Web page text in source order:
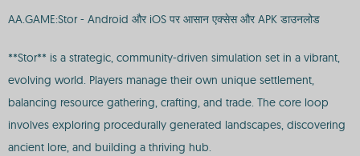
AA.GAME:Stor - Android और iOS पर आसान एक्सेस और APK डाउनलोड
**Stor** is a strategic, community-driven simulation set in a vibrant,
evolving world. Players manage their own unique settlement,
balancing resource gathering, crafting, and trade. The core loop
involves exploring procedurally generated landscapes, discovering
ancient lore, and building a thriving hub.